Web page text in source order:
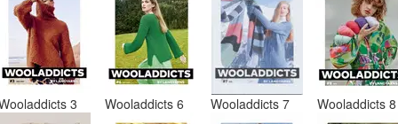
3 Wooladdicts 6 Wooladdicts 7 Wooladdicts